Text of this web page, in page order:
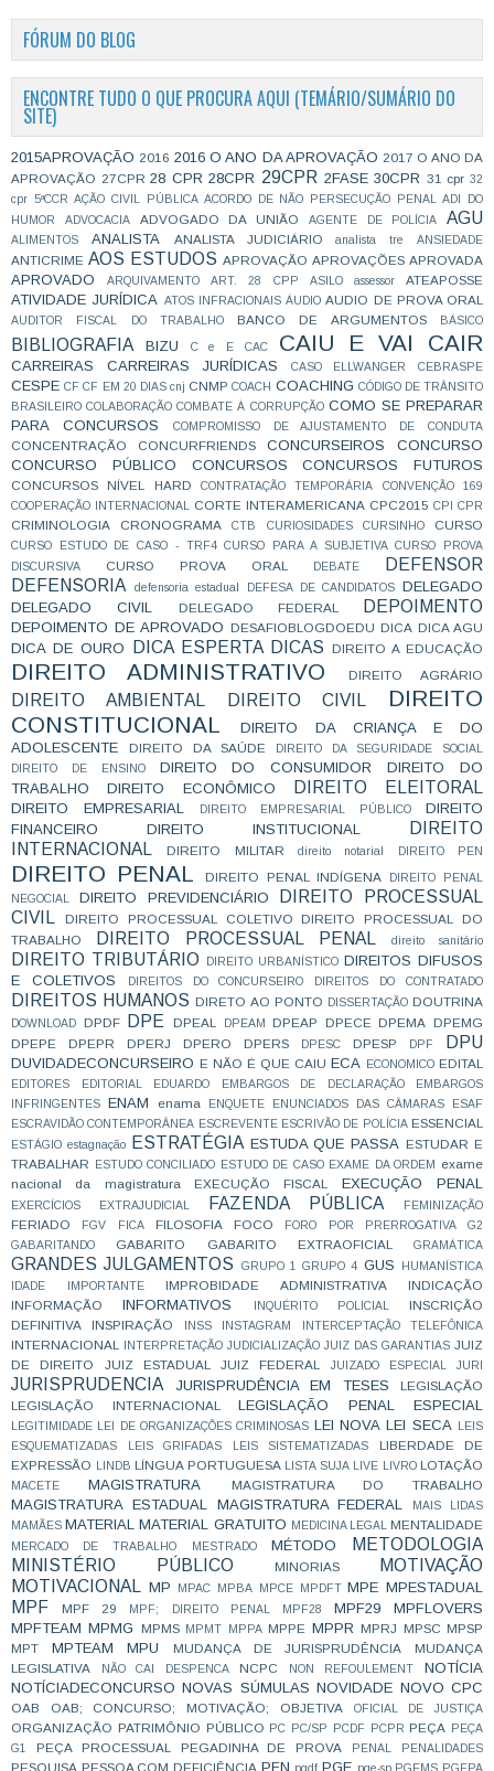
FÓRUM DO BLOG
ENCONTRE TUDO O QUE PROCURA AQUI (TEMÁRIO/SUMÁRIO DO
SITE)
2015APROVAÇÃO 2016 2016 O ANO DA APROVAÇÃO 2017 O ANO DA
APROVAÇÃO 27CPR 28 CPR 28CPR 29CPR 2FASE 30CPR 31 cpr 32
cpr
5ªCCR AÇÃO CIVIL PÚBLICA ACORDO DE NÃO PERSECUÇÃO PENAL
ADI DO
HUMOR
ADVOCACIA ADVOGADO DA UNIÃO AGENTE DE POLÍCIA AGU
ALIMENTOS ANALISTA ANALISTA JUDICIÁRIO analista tre ANSIEDADE
ANTICRIME AOS ESTUDOS APROVAÇÃO APROVAÇÕES APROVADA
APROVADO ARQUIVAMENTO ART. 28 CPP ASILO assessor ATEAPOSSE
ATIVIDADE JURÍDICA ATOS INFRACIONAIS ÁUDIO AUDIO DE PROVA ORAL
AUDITOR FISCAL DO TRABALHO BANCO DE ARGUMENTOS BÁSICO
BIBLIOGRAFIA BIZU C e E CAC CAIU E VAI CAIR
CARREIRAS CARREIRAS JURÍDICAS CASO ELLWANGER CEBRASPE
CESPE CF CF EM 20 DIAS cnj CNMP COACH COACHING CÓDIGO DE TRÂNSITO
BRASILEIRO COLABORAÇÃO COMBATE À CORRUPÇÃO COMO SE PREPARAR
PARA CONCURSOS
COMPROMISSO DE AJUSTAMENTO DE CONDUTA
CONCENTRAÇÃO CONCURFRIENDS CONCURSEIROS
CONCURSO
CONCURSO PÚBLICO
CONCURSOS CONCURSOS FUTUROS
CONCURSOS NÍVEL HARD CONTRATAÇÃO TEMPORÁRIA
CONVENÇÃO 169
COOPERAÇÃO INTERNACIONAL
CORTE INTERAMERICANA CPC2015 CPI CPR
CRIMINOLOGIA CRONOGRAMA CTB CURIOSIDADES CURSINHO CURSO
CURSO ESTUDO DE CASO - TRF4 CURSO PARA A SUBJETIVA
CURSO PROVA
DISCURSIVA
CURSO PROVA ORAL DEBATE
DEFENSOR
DEFENSORIA
defensoria estadual DEFESA DE CANDIDATOS
DELEGADO
DELEGADO CIVIL
DELEGADO FEDERAL DEPOIMENTO
DEPOIMENTO DE APROVADO DESAFIOBLOGDOEDU DICA DICA AGU
DICA DE OURO DICA ESPERTA DICAS DIREITO A EDUCAÇÃO
DIREITO ADMINISTRATIVO DIREITO AGRÁRIO
DIREITO AMBIENTAL DIREITO CIVIL
DIREITO
CONSTITUCIONAL
DIREITO DA CRIANÇA E DO
ADOLESCENTE
DIREITO DA SAÚDE
DIREITO DA SEGURIDADE SOCIAL
DIREITO DE ENSINO
DIREITO DO CONSUMIDOR
DIREITO DO
TRABALHO
DIREITO ECONÔMICO DIREITO ELEITORAL
DIREITO EMPRESARIAL DIREITO EMPRESARIAL PÚBLICO
DIREITO
FINANCEIRO
DIREITO INSTITUCIONAL
DIREITO
INTERNACIONAL
DIREITO MILITAR direito notarial DIREITO PEN
DIREITO PENAL DIREITO PENAL INDÍGENA
DIREITO PENAL
NEGOCIAL
DIREITO PREVIDENCIÁRIO
DIREITO PROCESSUAL
CIVIL
DIREITO PROCESSUAL COLETIVO
DIREITO PROCESSUAL DO
TRABALHO
DIREITO PROCESSUAL PENAL direito sanitário
DIREITO TRIBUTÁRIO DIREITO URBANÍSTICO DIREITOS DIFUSOS
E COLETIVOS
DIREITOS DO CONCURSEIRO DIREITOS DO CONTRATADO
DIREITOS HUMANOS DIRETO AO PONTO DISSERTAÇÃO DOUTRINA
DOWNLOAD DPDF DPE DPEAL DPEAM DPEAP DPECE DPEMA DPEMG
DPEPE
DPEPR DPERJ DPERO DPERS DPESC DPESP DPF DPU
DUVIDADECONCURSEIRO E NÃO É QUE CAIU ECA ECONOMICO EDITAL
EDITORES EDITORIAL EDUARDO EMBARGOS DE DECLARAÇÃO
EMBARGOS
INFRINGENTES
ENAM enama ENQUETE ENUNCIADOS DAS CÂMARAS
ESAF
ESCRAVIDÃO CONTEMPORÂNEA ESCREVENTE ESCRIVÃO DE POLÍCIA ESSENCIAL
ESTÁGIO estagnação ESTRATÉGIA ESTUDA QUE PASSA ESTUDAR E
TRABALHAR
ESTUDO CONCILIADO ESTUDO DE CASO EXAME DA ORDEM
exame
nacional da magistratura
EXECUÇÃO FISCAL EXECUÇÃO PENAL
EXERCÍCIOS EXTRAJUDICIAL FAZENDA PÚBLICA FEMINIZAÇÃO
FERIADO FGV FICA FILOSOFIA FOCO FORO POR PRERROGATIVA
G2
GABARITANDO
GABARITO GABARITO EXTRAOFICIAL GRAMÁTICA
GRANDES JULGAMENTOS GRUPO 1 GRUPO 4 GUS
HUMANÍSTICA
IDADE
IMPORTANTE IMPROBIDADE ADMINISTRATIVA
INDICAÇÃO
INFORMAÇÃO
INFORMATIVOS INQUÉRITO POLICIAL
INSCRIÇÃO
DEFINITIVA
INSPIRAÇÃO INSS INSTAGRAM INTERCEPTAÇÃO TELEFÔNICA
INTERNACIONAL INTERPRETAÇÃO JUDICIALIZAÇÃO JUIZ DAS GARANTIAS JUIZ
DE DIREITO
JUIZ ESTADUAL JUIZ FEDERAL JUIZADO ESPECIAL JURI
JURISPRUDENCIA JURISPRUDÊNCIA EM TESES
LEGISLAÇÃO
LEGISLAÇÃO INTERNACIONAL
LEGISLAÇÃO PENAL ESPECIAL
LEGITIMIDADE LEI DE ORGANIZAÇÕES CRIMINOSAS LEI NOVA LEI SECA
LEIS
ESQUEMATIZADAS
LEIS GRIFADAS LEIS SISTEMATIZADAS
LIBERDADE DE
EXPRESSÃO
LINDB LÍNGUA PORTUGUESA LISTA SUJA LIVE LIVRO LOTAÇÃO
MACETE MAGISTRATURA MAGISTRATURA DO TRABALHO
MAGISTRATURA ESTADUAL MAGISTRATURA FEDERAL
MAIS LIDAS
MAMÃES MATERIAL MATERIAL GRATUITO MEDICINA LEGAL MENTALIDADE
MERCADO DE TRABALHO MESTRADO MÉTODO
METODOLOGIA
MINISTÉRIO PÚBLICO
MINORIAS
MOTIVAÇÃO
MOTIVACIONAL
MP MPAC MPBA MPCE MPDFT MPE MPESTADUAL
MPF MPF 29 MPF; DIREITO PENAL MPF28 MPF29
MPFLOVERS
MPFTEAM MPMG MPMS MPMT MPPA MPPE MPPR MPRJ MPSC MPSP
MPT
MPTEAM MPU MUDANÇA DE JURISPRUDÊNCIA
MUDANÇA
LEGISLATIVA
NÃO CAI DESPENCA NCPC NON REFOULEMENT
NOTÍCIA
NOTÍCIADECONCURSO NOVAS SÚMULAS NOVIDADE NOVO CPC
OAB OAB; CONCURSO; MOTIVAÇÃO; OBJETIVA OFICIAL DE JUSTIÇA
ORGANIZAÇÃO PATRIMÔNIO PÚBLICO PC PC/SP PCDF PCPR PEÇA
PEÇA
G1
PEÇA PROCESSUAL PEGADINHA DE PROVA PENAL PENALIDADES
PESQUISA PESSOA COM DEFICIÊNCIA PFN pgdf PGE pge-sp PGEMS PGEPA